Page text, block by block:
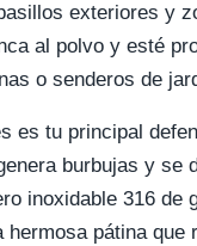
exteriores y
al polvo y esté
o senderos de
es tu principal
burbujas y
inoxidable 316
hermosa pátina